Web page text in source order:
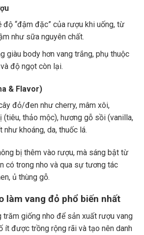
độ “đậm đặc” của rượu khi uống, từ
như sữa nguyên chất.
giàu body hơn vang trắng, phụ thuộc
độ ngọt còn lại.
& Flavor)
đỏ/đen như cherry, mâm xôi,
(tiêu, thảo mộc), hương gỗ sồi (vanilla,
khoáng, da, thuốc lá.
bị thêm vào rượu, mà sáng bật từ
có trong nho và qua sự tương tác
ủ thùng gỗ.
làm vang đỏ phổ biến nhất
trăm giống nho để sản xuất rượu vang
ít được trồng rộng rãi và tạo nên danh